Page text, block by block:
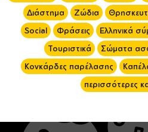
Διάστημα
Ζώδια
Social
Φράσεις Ελληνικά
Τουριστικά
Σώματα
Κονκάρδες παρέλασης
περισσότερες